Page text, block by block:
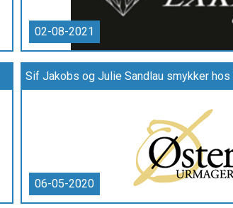
02-08-2021
Sif Jakobs og Julie Sandlau smykker
06-05-2020